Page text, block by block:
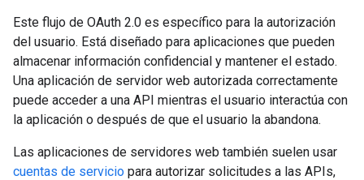
Este flujo de OAuth 2.0 es específico para la autorización
del usuario. Está diseñado para aplicaciones que pueden
almacenar información confidencial y mantener el estado.
Una aplicación de servidor web autorizada correctamente
puede acceder a una API mientras el usuario interactúa con
la aplicación o después de que el usuario la abandona.
Las aplicaciones de servidores web también suelen usar
cuentas de servicio para autorizar solicitudes a las APIs,